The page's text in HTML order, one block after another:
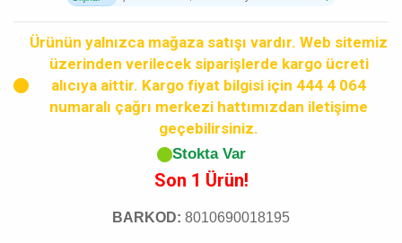
Ürünün yalnızca mağaza satışı vardır. Web sitemiz
üzerinden verilecek siparişlerde kargo ücreti
alıcıya aittir. Kargo fiyat bilgisi için 444 4 064
numaralı çağrı merkezi hattımızdan iletişime
geçebilirsiniz.
Stokta Var
Son 1 Ürün!
BARKOD: 8010690018195